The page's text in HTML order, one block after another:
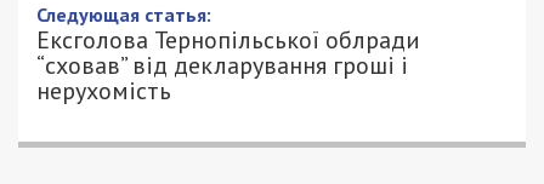
Следующая статья:
Ексголова Тернопільської облради
“сховав” від декларування гроші і
нерухомість